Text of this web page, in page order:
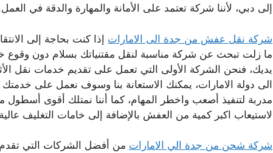
إلى دبي، لأننا شركة تعتمد على الأمانة والمهارة والدقة في
شركة نقل عفش من جدة الى الامارات إذا كنت بحاجة إلى
ما زلت تبحث عن شركة مناسبة لنقل مقتنياتك بسلام دون وقوع
يديك، فنحن الشركة الأولى التي تعمل على تقديم خدمات نقل
الى دولة الامارات، يمكنك الاستعانة بنا وسوف نعمل على
مدربة لتنفيذ أصعب واخطر المهام، كما أننا نمتلك أقوى أسطول
لاستيعاب اكبر كمية من العفش بالإضافة إلى خامات التغليف
شركة شحن من جدة الي الامارات من أفضل الشركات التي